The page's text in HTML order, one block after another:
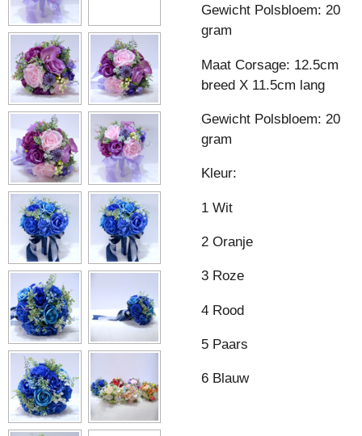
Gewicht Polsbloem: 20
gram
Maat Corsage: 12.5cm
breed X 11.5cm lang
Gewicht Polsbloem: 20
gram
Kleur:
1 Wit
2 Oranje
3 Roze
4 Rood
5 Paars
6 Blauw